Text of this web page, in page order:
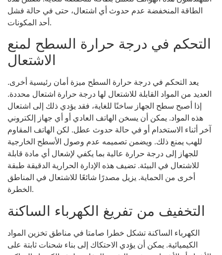
الطاقة المنخفضة عدم حدوث أي اشتعال، حتى في حالة فشل
أحد المكونات.
التحكم في درجة حرارة السطح لمنع
الاشتعال
يعد التحكم في درجة حرارة السطح ميزة أمان رئيسية أخرى.
العديد من المواد القابلة للاشتعال لها درجة حرارة اشتعال محددة.
إذا أصبح سطح الجهاز ساخنًا للغاية، فقد يؤدي ذلك إلى اشتعال
هذه المواد. يمكن أن يسخن الهاتف العادي أو أي جهاز إلكتروني
آخر أثناء الاستخدام أو في حالة حدوث عطل. لكن الهاتف المقاوم
للهب يمنع ذلك. ويضمن تصميمه عدم وصول الأسطح الخارجية
للجهاز إلى درجة حرارة عالية بما يكفي لإشعال أي مادة قابلة
للاشتعال في البيئة. تضيف هذه الإدارة الحرارية الدقيقة طبقة
أخرى من الحماية. يزيل مصدرًا شائعًا للاشتعال في المناطق
الخطرة.
التخفيف من تفريغ الكهرباء الساكنة
الكهرباء الساكنة تشكل خطرا صامتا في مناطق تخزين المواد
الكيميائية. يمكن أن يؤدي الاحتكاك إلى بناء شحنات ثابتة على